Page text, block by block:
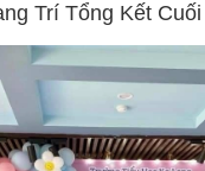
Trí Tổng Kết